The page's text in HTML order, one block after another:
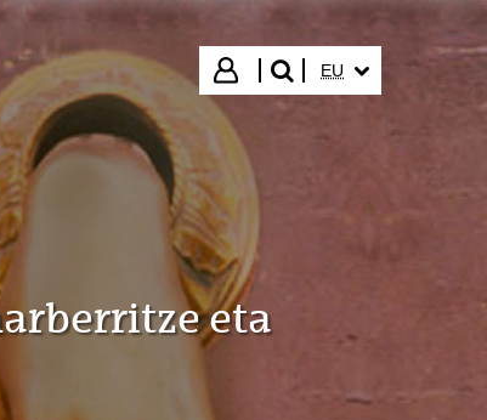
Hasi saioa
bilatu"
HIZKUNTZA
EU
eta